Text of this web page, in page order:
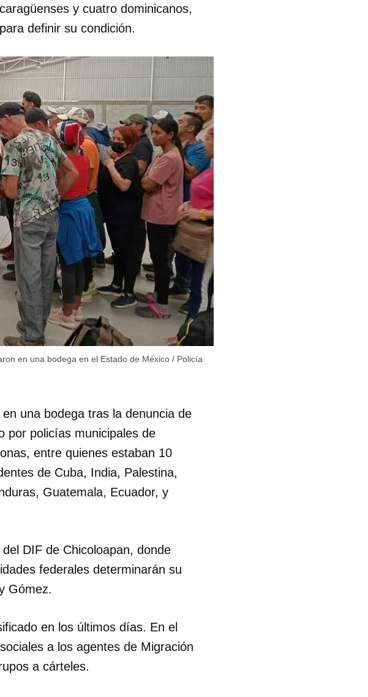
iniciar sesión con tu
CANCELAR
y cuatro dominicanos,
definir su condición.
en una bodega en el Estado de México / Policía
una bodega tras la denuncia de
por policías municipales de
entre quienes estaban 10
de Cuba, India, Palestina,
Guatemala, Ecuador, y
DIF de Chicoloapan, donde
federales determinarán su
Gómez.
en los últimos días. En el
a los agentes de Migración
a cárteles.